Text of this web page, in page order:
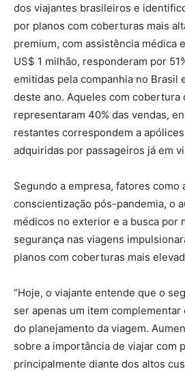
dos viajantes brasileiros e
por planos com coberturas mais
premium, com assistência médica
US$ 1 milhão, responderam por
emitidas pela companhia no Brasil
deste ano. Aqueles com cobertura
representaram 40% das vendas,
restantes correspondem a
adquiridas por passageiros já em
Segundo a empresa, fatores como
conscientização pós-pandemia, o
médicos no exterior e a busca por
segurança nas viagens
planos com coberturas mais
“Hoje, o viajante entende que o
ser apenas um item
do planejamento da viagem.
sobre a importância de viajar com
principalmente diante dos altos